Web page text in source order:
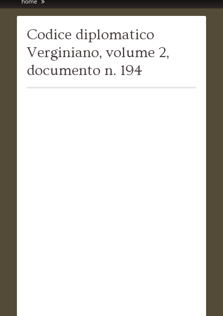
Codice diplomatico
Verginiano, volume 2,
documento n. 194